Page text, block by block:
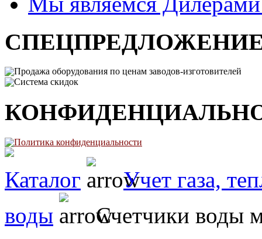
Продажа оборудования по ценам заводов-изготовителей
Система скидок
Политика конфиденциальности
Каталог
Учет газа,
воды
Счетчики воды